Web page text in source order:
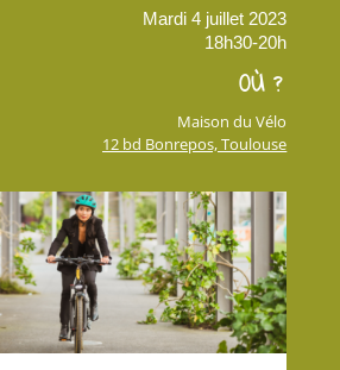
Mardi 4 juillet 2023
18h30-20h
OÙ ?
Maison du Vélo
12 bd Bonrepos, Toulouse